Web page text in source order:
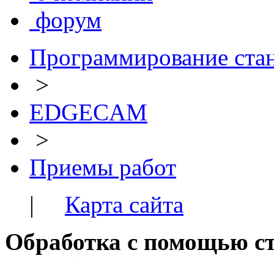
форум
Программирование
>
EDGECAM
>
Приемы работ
| Карта сайта
Обработка с помощью